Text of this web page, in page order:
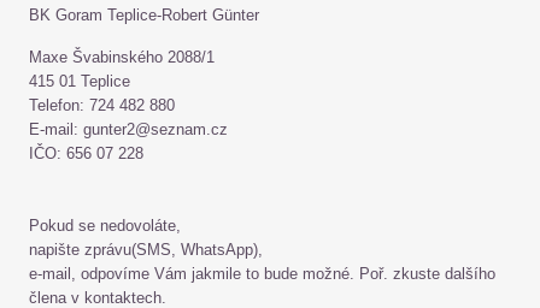
BK Goram Teplice-Robert Günter
Maxe Švabinského 2088/1
415 01 Teplice
Telefon: 724 482 880
E-mail: gunter2@seznam.cz
IČO: 656 07 228
Pokud se nedovoláte,
napište zprávu(SMS, WhatsApp),
e-mail, odpovíme Vám jakmile to bude možné. Poř. zkuste dalšího
člena v kontaktech.